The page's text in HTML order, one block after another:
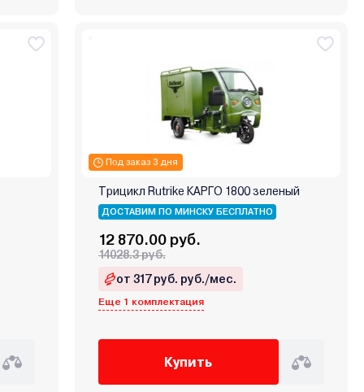
Под заказ 3 дня
Трицикл Rutrike КАРГО 1800 зеленый
ДОСТАВИМ ПО МИНСКУ БЕСПЛАТНО
12 870.00 руб.
14028.3 руб.
от 317 руб. руб./мес.
Еще 1 комплектация
Купить